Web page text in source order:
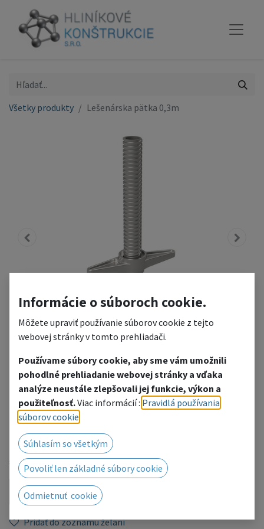
Všetky produkty Lešenárska pätka 0,3m
Lešenárska pätka 0,3m
pre nohy (max ø48,3)
16,10€
s DPH
Pridať do zoznamu želaní
Informácie o súboroch cookie.
Môžete upraviť používanie súborov cookie z tejto
webovej stránky v tomto prehliadači.
Používame súbory cookie, aby sme vám umožnili
pohodlné prehliadanie webovej stránky a vďaka
analýze neustále zlepšovali jej funkcie, výkon a
použiteľnosť.Viac informácií : Pravidlá používania
súborov cookie
Súhlasím so všetkým
Povoliť len základné súbory cookie
Odmietnuť cookie